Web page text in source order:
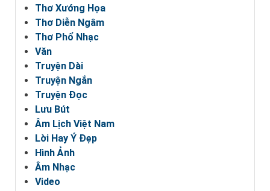
Thơ Xướng Họa
Thơ Diễn Ngâm
Thơ Phổ Nhạc
Văn
Truyện Dài
Truyện Ngắn
Truyện Đọc
Lưu Bút
Âm Lịch Việt Nam
Lời Hay Ý Đẹp
Hình Ảnh
Âm Nhạc
Video